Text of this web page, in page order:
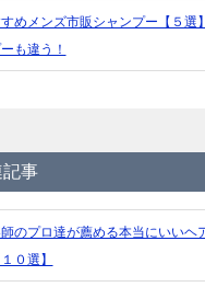
めメンズ市販シャンプー【５選
も違う！
事
のプロ達が薦める本当にいいヘ
０選】